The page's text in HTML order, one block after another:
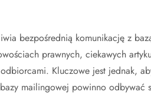
bezpośrednią komunikację z
prawnych, ciekawych
Kluczowe jest jednak,
mailingowej powinno